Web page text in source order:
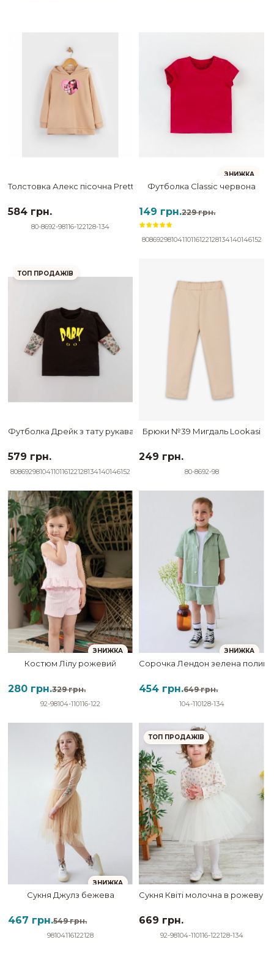
Толстовка Алекс пісочна Pretty kitty
584 грн.
80-8692-98116-122128-134
ЗНИЖКА
Футболка Classic червона
229 грн.
149 грн.
80869298104110116122128134140146152
ТОП ПРОДАЖІВ
Футболка Дрейк з тату рукавами tattoo style Dark
579 грн.
80869298104110116122128134140146152
Брюки №39 Мигдаль Lookasi
249 грн.
80-8692-98
ЗНИЖКА
Костюм Лілу рожевий
329 грн.
280 грн.
92-98104-110116-122
ЗНИЖКА
Сорочка Лендон зелена полинь
649 грн.
454 грн.
104-110128-134
ЗНИЖКА
Сукня Джулз бежева
549 грн.
467 грн.
98104116122128
ТОП ПРОДАЖІВ
Сукня Квіті молочна в рожеву
669 грн.
92-98104-110116-122128-134